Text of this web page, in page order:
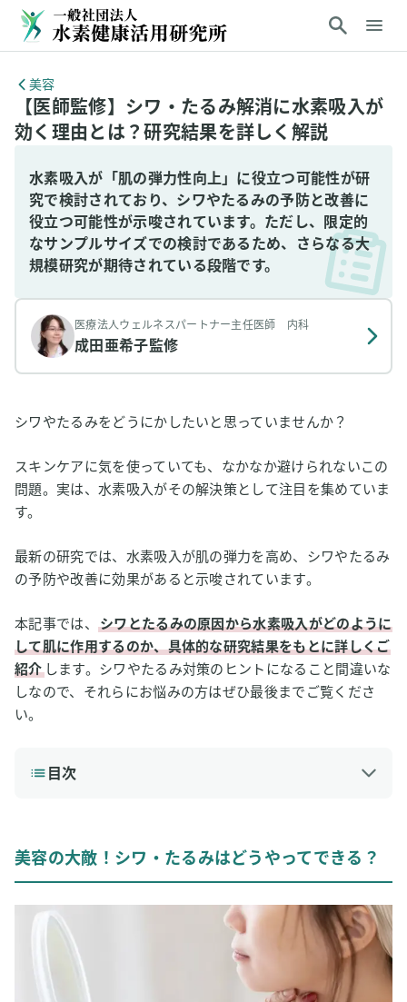
美容
【医師監修】シワ・たるみ解消に水素吸入が
効く理由とは？研究結果を詳しく解説
水素吸入が「肌の弾力性向上」に役立つ可能性が研
究で検討されており、シワやたるみの予防と改善に
役立つ可能性が示唆されています。ただし、限定的
なサンプルサイズでの検討であるため、さらなる大
規模研究が期待されている段階です。
医療法人ウェルネスパートナー主任医師 内科
成田亜希子監修
シワやたるみをどうにかしたいと思っていませんか？
スキンケアに気を使っていても、なかなか避けられないこの
問題。実は、水素吸入がその解決策として注目を集めていま
す。
最新の研究では、水素吸入が肌の弾力を高め、シワやたるみ
の予防や改善に効果があると示唆されています。
本記事では、
シワとたるみの原因から水素吸入がどのように
して肌に作用するのか、具体的な研究結果をもとに詳しくご
紹介します。シワやたるみ対策のヒントになること間違いな
しなので、それらにお悩みの方はぜひ最後までご覧くださ
い。
目次
シワ・たるみの対策方法とは？
シワ・たるみ対策①：紫外線対策
シワ・たるみ対策②：スキンケア
シワ・たるみ対策③：生活習慣の見直し
美容の大敵！シワ・たるみはどうやってできる？